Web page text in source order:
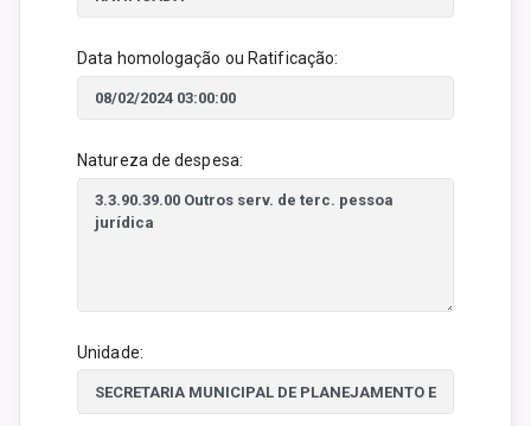
Data homologação ou Ratificação:
Natureza de despesa:
Unidade: